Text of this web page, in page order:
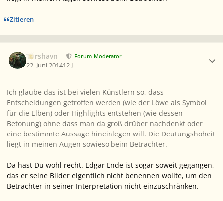
Zitieren
Torshavn Forum-Moderator
22. Juni 201412 J.
Ich glaube das ist bei vielen Künstlern so, dass
Entscheidungen getroffen werden (wie der Löwe als Symbol
für die Elben) oder Highlights entstehen (wie dessen
Betonung) ohne dass man da groß drüber nachdenkt oder
eine bestimmte Aussage hineinlegen will. Die Deutungshoheit
liegt in meinen Augen sowieso beim Betrachter.
Da hast Du wohl recht. Edgar Ende ist sogar soweit gegangen,
das er seine Bilder eigentlich nicht benennen wollte, um den
Betrachter in seiner Interpretation nicht einzuschränken.